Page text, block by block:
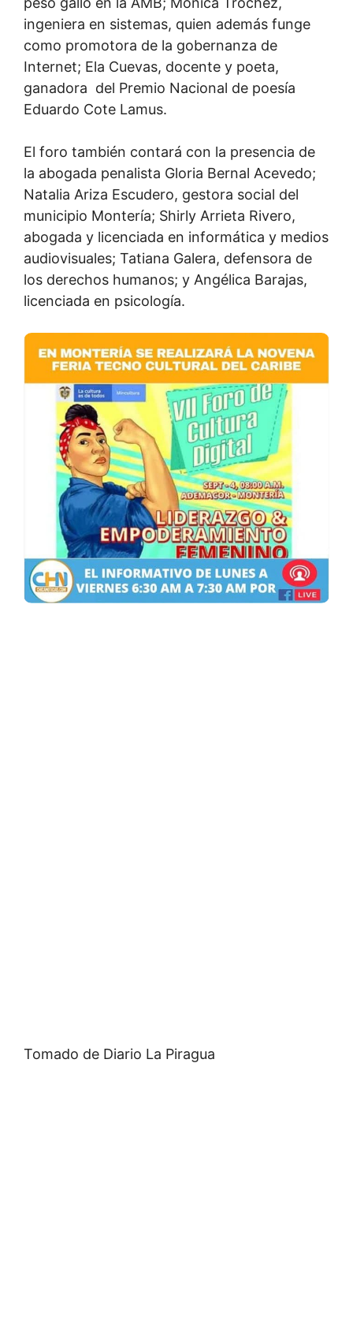
ingeniera en sistemas, quien además funge
como promotora de la gobernanza de
Internet; Ela Cuevas, docente y poeta,
ganadora del Premio Nacional de poesía
Eduardo Cote Lamus.
El foro también contará con la presencia de
la abogada penalista Gloria Bernal Acevedo;
Natalia Ariza Escudero, gestora social del
municipio Montería; Shirly Arrieta Rivero,
abogada y licenciada en informática y medios
audiovisuales; Tatiana Galera, defensora de
los derechos humanos; y Angélica Barajas,
licenciada en psicología.
Tomado de Diario La Piragua